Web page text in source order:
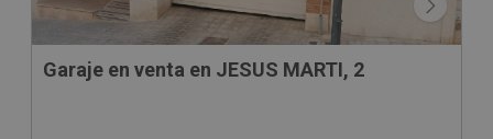
Garaje en venta en JESUS MARTI, 2